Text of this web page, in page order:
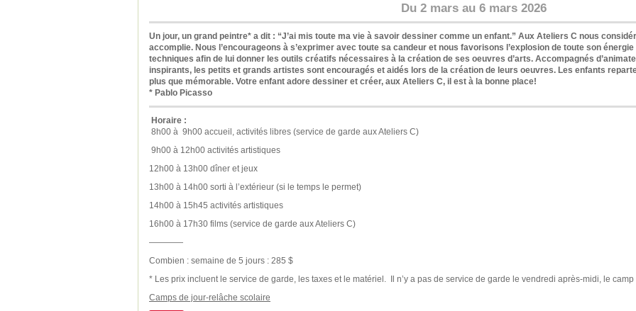
Du 2 mars au 6 mars 2026
Un jour, un grand peintre* a dit : “J’ai mis toute ma vie à savoir dessiner comme un enfant.” Aux Ateliers C nous
accomplie. Nous l’encourageons à s’exprimer avec toute sa candeur et nous favorisons l’explosion de toute son
techniques afin de lui donner les outils créatifs nécessaires à la création de ses oeuvres d’arts. Accompagnés
inspirants, les petits et grands artistes sont encouragés et aidés lors de la création de leurs oeuvres. Les enfants
plus que mémorable. Votre enfant adore dessiner et créer, aux Ateliers C, il est à la bonne place!
* Pablo Picasso
Horaire :
8h00 à 9h00 accueil, activités libres (service de garde aux Ateliers C)
9h00 à 12h00 activités artistiques
12h00 à 13h00 dîner et jeux
13h00 à 14h00 sorti à l’extérieur (si le temps le permet)
14h00 à 15h45 activités artistiques
16h00 à 17h30 films (service de garde aux Ateliers C)
————
Combien : semaine de 5 jours : 285 $
* Les prix incluent le service de garde, les taxes et le matériel. Il n’y a pas de service de garde le vendredi après-midi, le
Camps de jour-relâche scolaire